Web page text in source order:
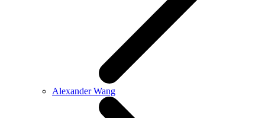
Alexander Wang